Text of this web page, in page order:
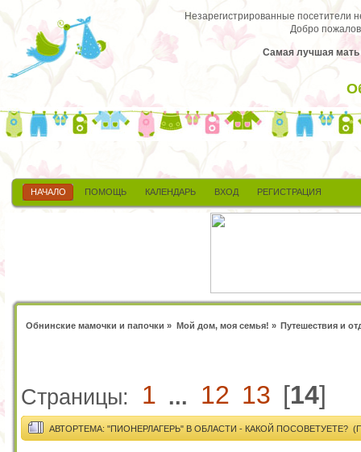
Незарегистрированные посетители
Добро
Самая лучшая мать
НАЧАЛО ПОМОЩЬ КАЛЕНДАРЬ ВХОД РЕГИСТРАЦИЯ
Обнинские мамочки и папочки » Мой дом, моя семья! » Путешествия и
Страницы: 1 ... 12 13 [14]
АВТОРТЕМА: "ПИОНЕРЛАГЕРЬ" В ОБЛАСТИ - КАКОЙ ПОСОВЕТУЕТЕ?